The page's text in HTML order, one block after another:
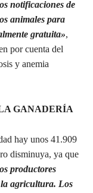
notificaciones de
animales para
gratuita»,
por cuenta del
y anemia
GANADERÍA
hay unos 41.909
disminuya, ya que
productores
agricultura. Los